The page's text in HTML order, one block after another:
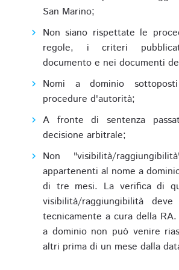
San Marino;
Non siano rispettate le
regole, i criteri
documento e nei documenti
Nomi a dominio
procedure d'autorità;
A fronte di sentenza
decisione arbitrale;
Non "visibilità/
appartenenti al nome a
di tre mesi. La verifica di
visibilità/raggiungibilità
tecnicamente a cura della
a dominio non può venire
altri prima di un mese dalla